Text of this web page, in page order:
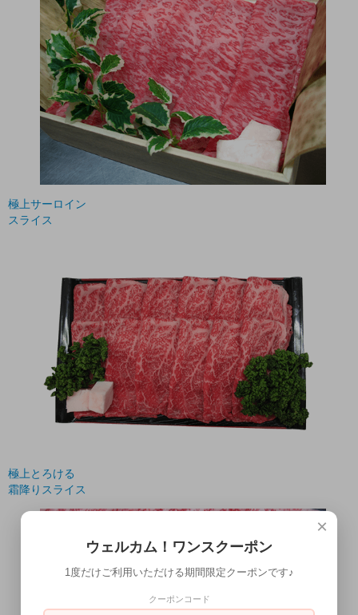
極上サーロイン
スライス
極上とろける
霜降りスライス
×
ウェルカム！ワンスクーポン
1度だけご利用いただける期間限定クーポンです♪
クーポンコード